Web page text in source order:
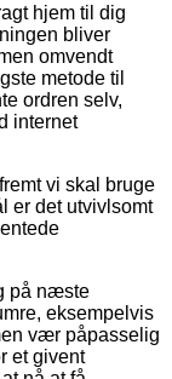
hjem til dig
bliver
omvendt
metode til
ordren selv,
internet
vi skal bruge
er det utvivlsomt
på næste
eksempelvis
vær påpasselig
et givent